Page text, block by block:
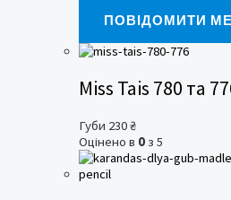
ПОВІДОМИТИ
Miss Tais 780 та
Губи 230₴
Оцінено в 0 з 5